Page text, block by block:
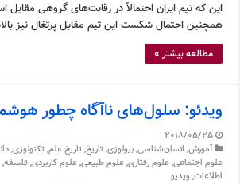
این که تیم ایران احتمالاً در رقابت‌های گروهی
همچنین احتمال شکست این تیم مقابل پرتغال نیز
مطالعه بیشتر »
ویدئو: سلول‌های ناآگاه چطور
2018/05/25
آموزش, انسان‌شناسی,بیولوژی, تاریخ, تاریخ علم, تکنولوژی,
علوم اجتماعی,علوم رفتاری,علوم طبیعی,علوم کاربردی,فلسفه,
اطلاعات,ویدیو